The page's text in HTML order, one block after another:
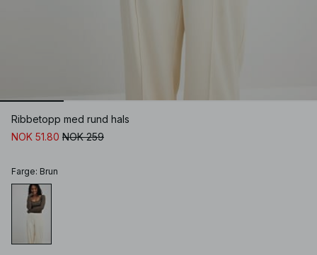
Ribbetopp med rund hals
NOK 51.80 NOK 259
Farge: Brun